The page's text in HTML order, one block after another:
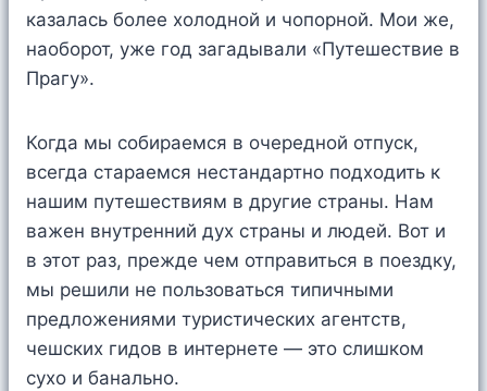
казалась более холодной и чопорной. Мои же,
наоборот, уже год загадывали «Путешествие в
Прагу».
Когда мы собираемся в очередной отпуск,
всегда стараемся нестандартно подходить к
нашим путешествиям в другие страны. Нам
важен внутренний дух страны и людей. Вот и
в этот раз, прежде чем отправиться в поездку,
мы решили не пользоваться типичными
предложениями туристических агентств,
чешских гидов в интернете — это слишком
сухо и банально.